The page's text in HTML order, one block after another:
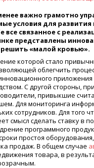
важно грамотно
условия для
все связанное с
представлены
«малой кровью».
которой стало
облегчить
С другой стороны,
привыкшие
Для мониторинга
сотрудников. Для того
смысл сделать ставку в
программного
простоя
продаж. В общем случае
товара, в